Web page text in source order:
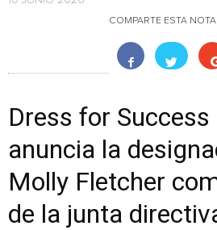
COMPARTE ESTA NOTA
Dress for
anuncia la
Molly Fletcher
de la junta